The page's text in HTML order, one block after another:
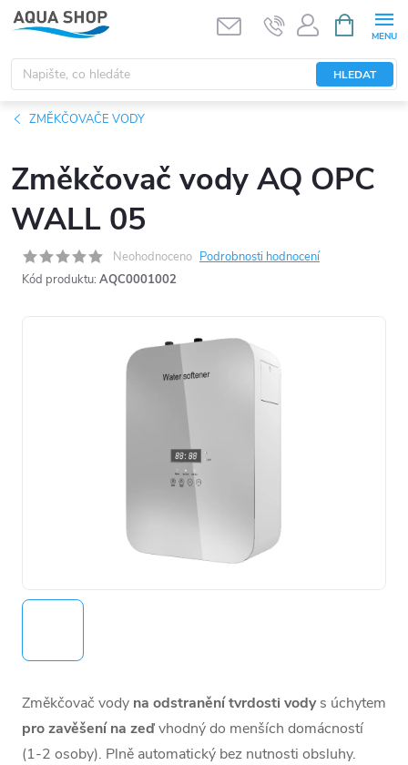
Přejít
na
obsah
HLEDAT
NÁKUPNÍ
KOŠÍK
ZMĚKČOVAČE VODY
Změkčovač vody AQ OPC
WALL 05
Neohodnoceno Podrobnosti hodnocení
Kód produktu: AQC0001002
Změkčovač vody na odstranění tvrdosti vodys úchytem
pro zavěšení na zeďvhodný do menších domácností
(1-2 osoby). Plně automatický bez nutnosti obsluhy.